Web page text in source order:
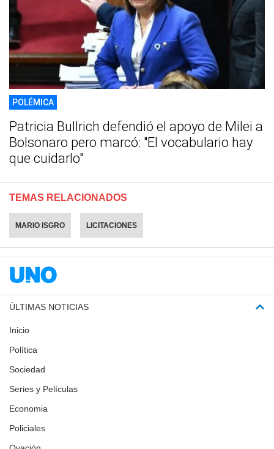
POLÉMICA
Patricia Bullrich defendió el apoyo de Milei a
Bolsonaro pero marcó: "El vocabulario hay
que cuidarlo"
TEMAS RELACIONADOS
MARIO ISGRO LICITACIONES
ÚLTIMAS NOTICIAS
Inicio
Política
Sociedad
Series y Películas
Economia
Policiales